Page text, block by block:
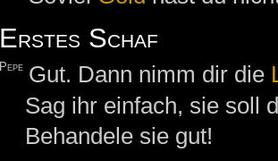
Erstes Schaf
Pepe Gut. Dann nimm dir die
Sag ihr einfach, sie soll
Behandele sie gut!